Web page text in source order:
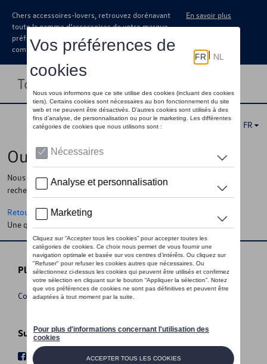
Chers accessoires-lovers, retrouvez dorénavant
toute la gamme d’accessoires de votre marque
préférée sous forme de catalogue à
commander auprès de votre concessionaire.
En savoir plus
Toggle navigation
FR
Oups !
Nous ne pouvons pas trouver la page, l'information que vous
recherchez
Retour à la homepage
Une question ?
Plus d'informations
Conditions de vente
Suivez nous
Facebook
Youtube